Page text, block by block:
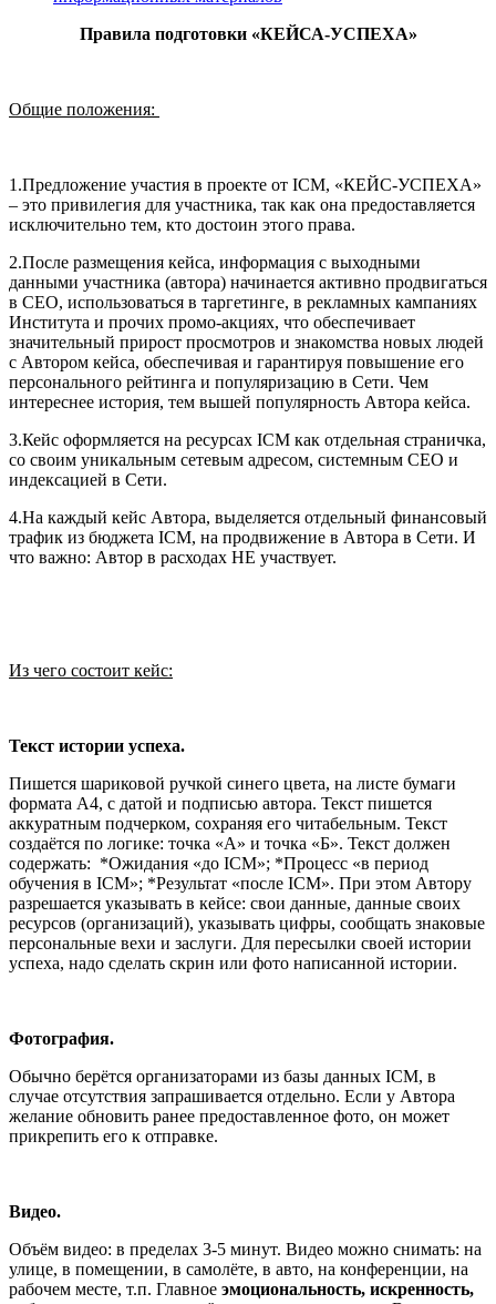
Правила подготовки «КЕЙСА-УСПЕХА»
Общие положения:
1.Предложение участия в проекте от ICM, «КЕЙС-УСПЕХА»
– это привилегия для участника, так как она предоставляется
исключительно тем, кто достоин этого права.
2.После размещения кейса, информация с выходными
данными участника (автора) начинается активно продвигаться
в СЕО, использоваться в таргетинге, в рекламных кампаниях
Института и прочих промо-акциях, что обеспечивает
значительный прирост просмотров и знакомства новых людей
с Автором кейса, обеспечивая и гарантируя повышение его
персонального рейтинга и популяризацию в Сети. Чем
интереснее история, тем вышей популярность Автора кейса.
3.Кейс оформляется на ресурсах ICM как отдельная страничка,
со своим уникальным сетевым адресом, системным СЕО и
индексацией в Сети.
4.На каждый кейс Автора, выделяется отдельный финансовый
трафик из бюджета ICM, на продвижение в Автора в Сети. И
что важно: Автор в расходах НЕ участвует.
Из чего состоит кейс:
Текст истории успеха.
Пишется шариковой ручкой синего цвета, на листе бумаги
формата A4, с датой и подписью автора. Текст пишется
аккуратным подчерком, сохраняя его читабельным. Текст
создаётся по логике: точка «А» и точка «Б». Текст должен
содержать: *Ожидания «до ICM»; *Процесс «в период
обучения в ICM»; *Результат «после ICM». При этом Автору
разрешается указывать в кейсе: свои данные, данные своих
ресурсов (организаций), указывать цифры, сообщать знаковые
персональные вехи и заслуги. Для пересылки своей истории
успеха, надо сделать скрин или фото написанной истории.
Фотография.
Обычно берётся организаторами из базы данных ICM, в
случае отсутствия запрашивается отдельно. Если у Автора
желание обновить ранее предоставленное фото, он может
прикрепить его к отправке.
Видео.
Объём видео: в пределах 3-5 минут. Видео можно снимать: на
улице, в помещении, в самолёте, в авто, на конференции, на
рабочем месте, т.п. Главное эмоциональность, искренность,